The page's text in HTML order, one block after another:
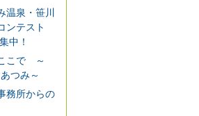
温泉・笹川
ンテスト
中！
こで ～
つみ～
務所からの